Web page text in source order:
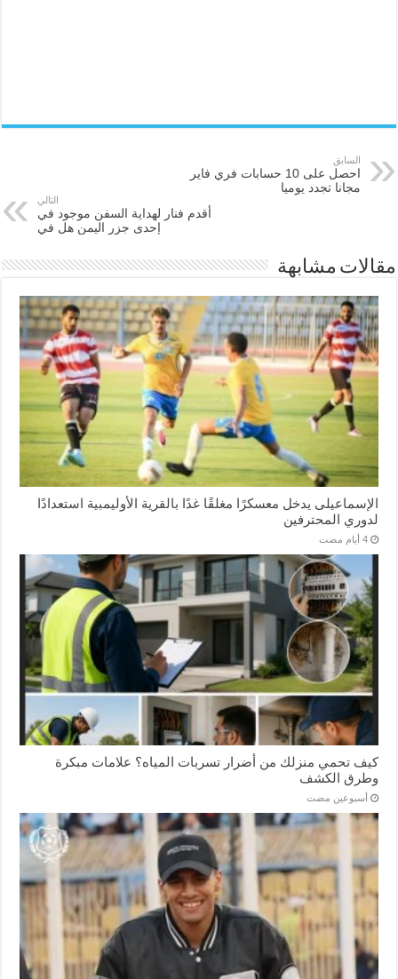
السابق
احصل على 10 حسابات فري فاير
مجانا تجدد يوميا
التالي
أقدم فنار لهداية السفن موجود في
إحدى جزر اليمن هل في
مقالات مشابهة
الإسماعیلی یدخل معسكرًا مغلقًا غدًا بالقرية الأوليمبية استعدادًا
لدوري المحترفين
‏4 أيام مضت
كيف تحمي منزلك من أضرار تسربات المياه؟ علامات مبكرة
وطرق الكشف
‏أسبوعين مضت